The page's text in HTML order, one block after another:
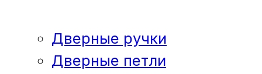
Дверные ручки
Дверные петли